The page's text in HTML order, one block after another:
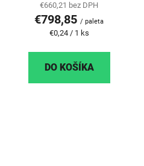
€660,21 bez DPH
€798,85 / paleta
Jednotková
€0,24 / 1 ks
DO KOŠÍKA